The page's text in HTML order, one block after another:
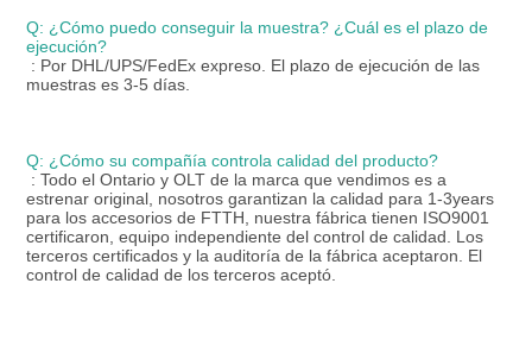
Q: ¿Cómo puedo conseguir la muestra? ¿Cuál es el plazo de
ejecución?
: Por DHL/UPS/FedEx expreso. El plazo de ejecución de las
muestras es 3-5 días.
Q: ¿Cómo su compañía controla calidad del producto?
: Todo el Ontario y OLT de la marca que vendimos es a
estrenar original, nosotros garantizan la calidad para 1-3years
para los accesorios de FTTH, nuestra fábrica tienen ISO9001
certificaron, equipo independiente del control de calidad. Los
terceros certificados y la auditoría de la fábrica aceptaron. El
control de calidad de los terceros aceptó.